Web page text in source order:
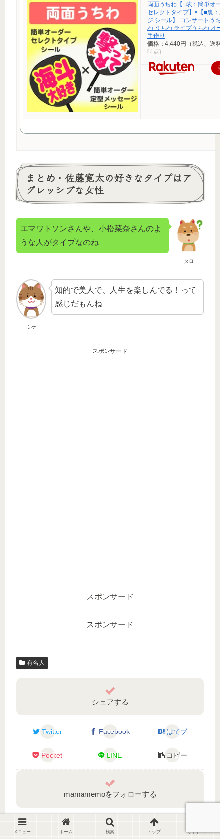
両面うちわ【□表：簡単オ
セレクトタイプ】×【■裏
ジ シール】 コンサートう
わ うちわ ライブうちわ オ
手作り
価格：4,440円（税込、送
時点)
まとめ・佐藤寛太の好きなタイプはア
グレッシブな女性
タロ
エマワトソンさんや、小松菜奈さんのよ
うな人がタイプなのね
ミケ
知的で美人で、人生を楽しんでる！って
感じだもんね
スポンサード
スポンサード
スポンサード
有名人
シェアする
Twitter Facebook はてブ
Pocket LINE コピー
mamamemoをフォローする
メニュー ホーム 検索 トップ サイドバー